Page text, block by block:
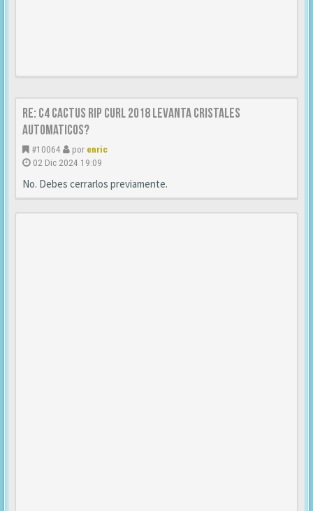
Re: C4 cactus rip curl 2018 Levanta cristales
automaticos?
#10064 por enric
02 Dic 2024 19:09
No. Debes cerrarlos previamente.